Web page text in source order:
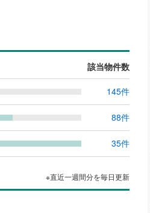
該当物件数
145件
88件
35件
※直近一週間分を毎日更新